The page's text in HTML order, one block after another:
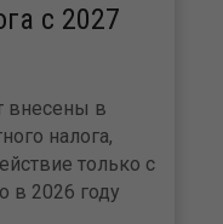
с 2027
внесены в
налога,
только с
в 2026 году